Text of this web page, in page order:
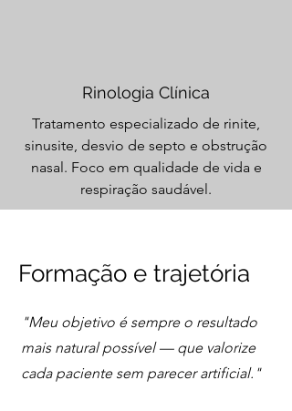
Rinologia Clínica
Tratamento especializado de rinite,
sinusite, desvio de septo e obstrução
nasal. Foco em qualidade de vida e
respiração saudável.
Formação e trajetória
"Meu objetivo é sempre o resultado
mais natural possível — que valorize
cada paciente sem parecer artificial."